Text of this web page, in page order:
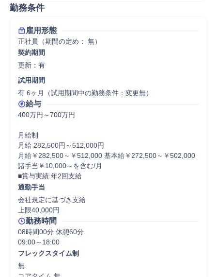
勤務条件
雇用形態
正社員（期間の定め： 無）
契約期間
更新：有
試用期間
有 6ヶ月（試用期間中の勤務条件：変更無）
給与
400万円～700万円
月給制
月給 282,500円～512,000円
月給￥282,500～￥512,000 基本給￥272,500～￥502,000
諸手当￥10,000～を含む/月
■賞与実績:年2回支給
通勤手当
会社規定に基づき支給
上限40,000円
勤務時間
08時間00分 休憩60分
フレックスタイム制
無